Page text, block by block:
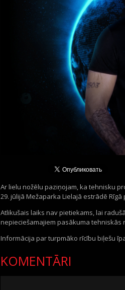
Ar lielu nožēlu paziņojam, ka tehnisku
29. jūlijā Mežaparka Lielajā estrādē
Atlikušais laiks nav pietiekams, lai
nepieciešamajiem pasākuma
Informācija par turpmāko rīcību biļešu
KOMENTĀRI